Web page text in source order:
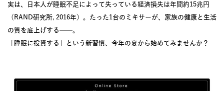
実は、日本人が睡眠不足によって失っている経済損失は年間約15兆円
（RAND研究所, 2016年）。たった1台のミキサーが、家族の健康と生活
の質を底上げする——。
「睡眠に投資する」という新習慣、今年の夏から始めてみませんか？